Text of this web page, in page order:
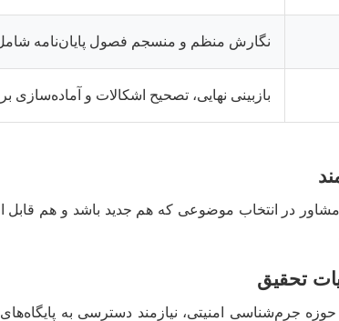
نگارش منظم و منسجم فصول پایان‌نامه شامل
بازبینی نهایی، تصحیح اشکالات و آماده‌سازی
در انتخاب موضوعی که هم جدید باشد و هم قابل
تحقیق
حوزه جرم‌شناسی امنیتی، نیازمند دسترسی به